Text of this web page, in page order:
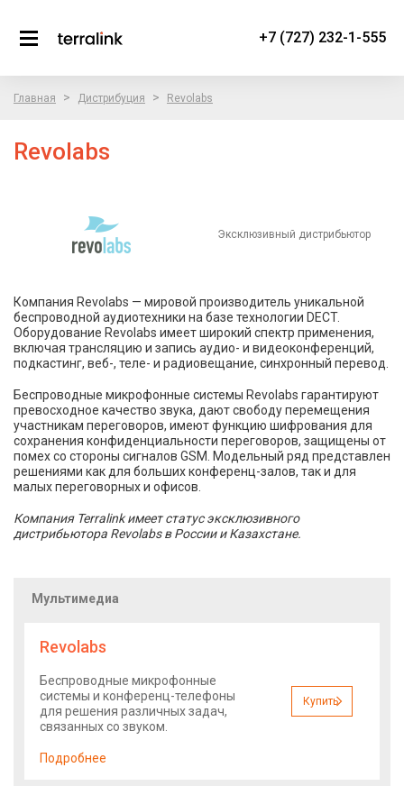
+7 (727) 232-1-555
Главная > Дистрибуция > Revolabs
Revolabs
Эксклюзивный дистрибьютор
Компания Revolabs — мировой производитель уникальной
беспроводной аудиотехники на базе технологии DECT.
Оборудование Revolabs имеет широкий спектр применения,
включая трансляцию и запись аудио- и видеоконференций,
подкастинг, веб-, теле- и радиовещание, синхронный перевод.
Беспроводные микрофонные системы Revolabs гарантируют
превосходное качество звука, дают свободу перемещения
участникам переговоров, имеют функцию шифрования для
сохранения конфиденциальности переговоров, защищены от
помех со стороны сигналов GSM. Модельный ряд представлен
решениями как для больших конференц-залов, так и для
малых переговорных и офисов.
Компания Terralink имеет статус эксклюзивного
дистрибьютора Revolabs в России и Казахстане.
Мультимедиа
Revolabs
Беспроводные микрофонные
системы и конференц-телефоны
для решения различных задач,
связанных со звуком.
Подробнее
Купить